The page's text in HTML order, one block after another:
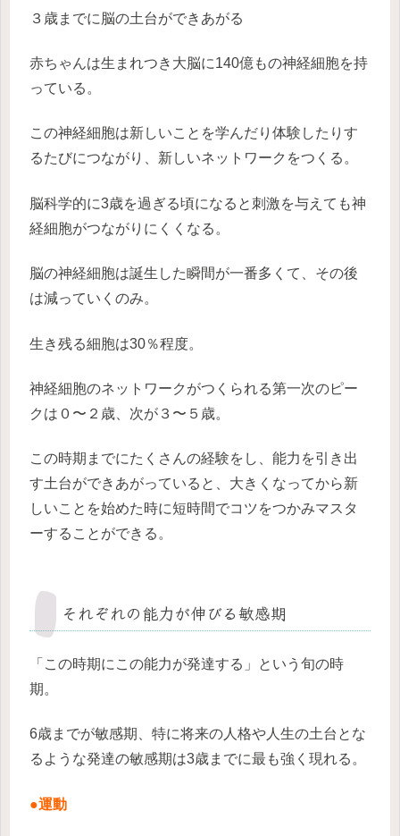
３歳までに脳の土台ができあがる
赤ちゃんは生まれつき大脳に140億もの神経細胞を持
っている。
この神経細胞は新しいことを学んだり体験したりす
るたびにつながり、新しいネットワークをつくる。
脳科学的に3歳を過ぎる頃になると刺激を与えても神
経細胞がつながりにくくなる。
脳の神経細胞は誕生した瞬間が一番多くて、その後
は減っていくのみ。
生き残る細胞は30％程度。
神経細胞のネットワークがつくられる第一次のピー
クは０〜２歳、次が３〜５歳。
この時期までにたくさんの経験をし、能力を引き出
す土台ができあがっていると、大きくなってから新
しいことを始めた時に短時間でコツをつかみマスタ
ーすることができる。
それぞれの能力が伸びる敏感期
「この時期にこの能力が発達する」という旬の時
期。
6歳までが敏感期、特に将来の人格や人生の土台とな
るような発達の敏感期は3歳までに最も強く現れる。
●運動